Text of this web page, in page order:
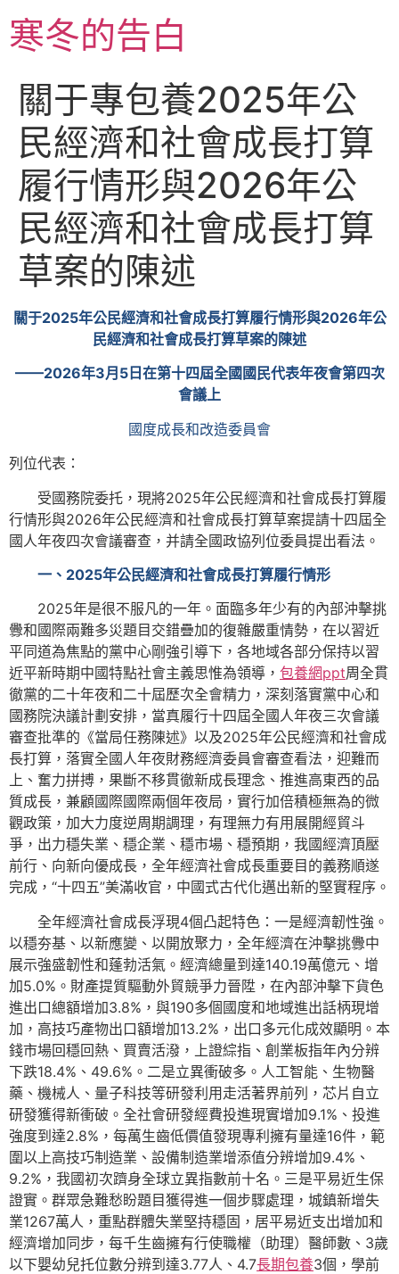
至
主寒冬的告白
關于專包養2025年公
民經濟和社會成長打算
履行情形與2026年公
民經濟和社會成長打算
草案的陳述
關于2025年公民經濟和社會成長打算履行情形與2026年公
民經濟和社會成長打算草案的陳述
——2026年3月5日在第十四屆全國國民代表年夜會第四次
會議上
國度成長和改造委員會
列位代表：
受國務院委托，現將2025年公民經濟和社會成長打算履
行情形與2026年公民經濟和社會成長打算草案提請十四屆全
國人年夜四次會議審查，并請全國政協列位委員提出看法。
一、2025年公民經濟和社會成長打算履行情形
2025年是很不服凡的一年。面臨多年少有的內部沖擊挑
釁和國際兩難多災題目交錯疊加的復雜嚴重情勢，在以習近
平同道為焦點的黨中心剛強引導下，各地域各部分保持以習
近平新時期中國特點社會主義思惟為領導， 包養網ppt周全貫
徹黨的二十年夜和二十屆歷次全會精力，深刻落實黨中心和
國務院決議計劃安排，當真履行十四屆全國人年夜三次會議
審查批準的《當局任務陳述》以及2025年公民經濟和社會成
長打算，落實全國人年夜財務經濟委員會審查看法，迎難而
上、奮力拼搏，果斷不移貫徹新成長理念、推進高東西的品
質成長，兼顧國際國際兩個年夜局，實行加倍積極無為的微
觀政策，加大力度逆周期調理，有理無力有用展開經貿斗
爭，出力穩失業、穩企業、穩市場、穩預期，我國經濟頂壓
前行、向新向優成長，全年經濟社會成長重要目的義務順遂
完成，“十四五”美滿收官，中國式古代化邁出新的堅實程序。
全年經濟社會成長浮現4個凸起特色：一是經濟韌性強。
以穩夯基、以新應變、以開放聚力，全年經濟在沖擊挑釁中
展示強盛韌性和蓬勃活氣。經濟總量到達140.19萬億元、增
加5.0%。財產提質驅動外貿競爭力晉陞，在內部沖擊下貨色
進出口總額增加3.8%，與190多個國度和地域進出話柄現增
加，高技巧產物出口額增加13.2%，出口多元化成效顯明。本
錢市場回穩回熱、買賣活潑，上證綜指、創業板指年內分辨
下跌18.4%、49.6%。二是立異衝破多。人工智能、生物醫
藥、機械人、量子科技等研發利用走活著界前列，芯片自立
研發獲得新衝破。全社會研發經費投進現實增加9.1%、投進
強度到達2.8%，每萬生齒低價值發現專利擁有量達16件，範
圍以上高技巧制造業、設備制造業增添值分辨增加9.4%、
9.2%，我國初次躋身全球立異指數前十名。三是平易近生保
證實。群眾急難愁盼題目獲得進一個步驟處理，城鎮新增失
業1267萬人，重點群體失業堅持穩固，居平易近支出增加和
經濟增加同步，每千生齒擁有行使職權（助理）醫師數、3歲
以下嬰幼兒托位數分辨到達3.77人、4.7長期包養3個，學前